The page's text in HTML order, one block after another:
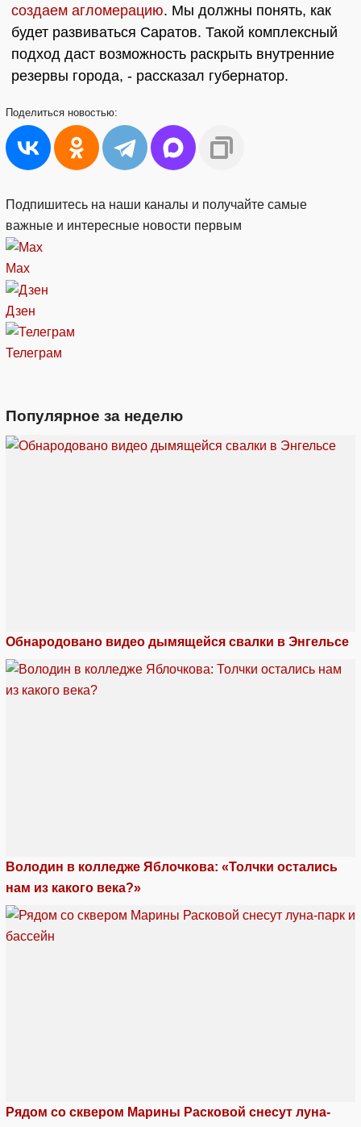
создаем агломерацию. Мы должны понять, как
будет развиваться Саратов. Такой комплексный
подход даст возможность раскрыть внутренние
резервы города, - рассказал губернатор.
Поделиться новостью:
Подпишитесь на наши каналы и получайте самые
важные и интересные новости первым
Max
Дзен
Телеграм
Популярное за неделю
Обнародовано видео дымящейся свалки в Энгельсе
Володин в колледже Яблочкова: «Толчки остались
нам из какого века?»
Рядом со сквером Марины Расковой снесут луна-